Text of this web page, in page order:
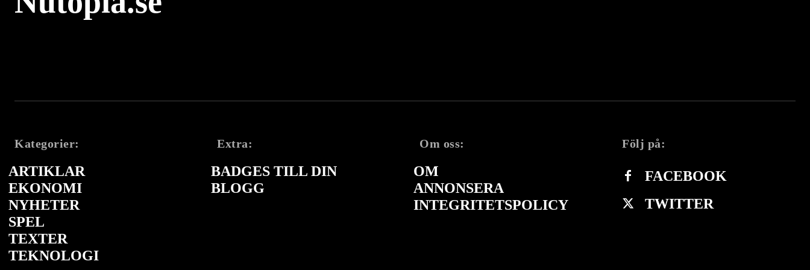
Kategorier:
ARTIKLAR
EKONOMI
NYHETER
SPEL
TEXTER
TEKNOLOGI
Extra:
BADGES TILL DIN
BLOGG
Om oss:
OM
ANNONSERA
INTEGRITETSPOLICY
Följ på:
FACEBOOK
TWITTER